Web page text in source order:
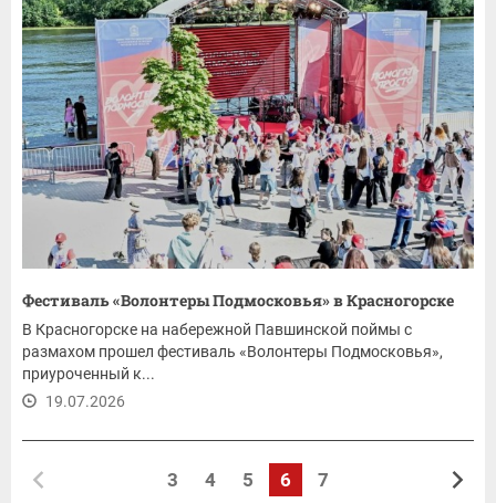
Фестиваль «Волонтеры Подмосковья» в Красногорске
В Красногорске на набережной Павшинской поймы с
размахом прошел фестиваль «Волонтеры Подмосковья»,
приуроченный к...
19.07.2026
3 4 5 6 7